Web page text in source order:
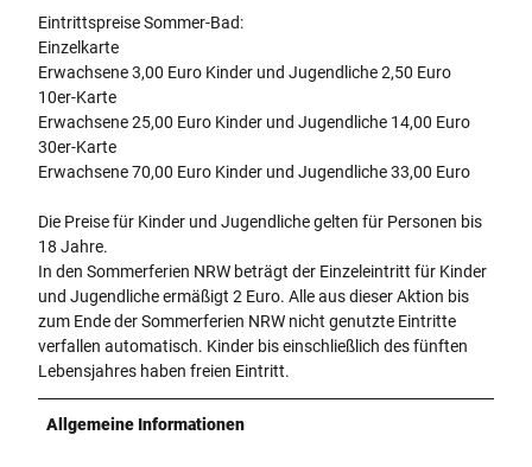
Eintrittspreise Sommer-Bad:
Einzelkarte
Erwachsene 3,00 Euro Kinder und Jugendliche 2,50 Euro
10er-Karte
Erwachsene 25,00 Euro Kinder und Jugendliche 14,00 Euro
30er-Karte
Erwachsene 70,00 Euro Kinder und Jugendliche 33,00 Euro
Die Preise für Kinder und Jugendliche gelten für Personen bis
18 Jahre.
In den Sommerferien NRW beträgt der Einzeleintritt für Kinder
und Jugendliche ermäßigt 2 Euro. Alle aus dieser Aktion bis
zum Ende der Sommerferien NRW nicht genutzte Eintritte
verfallen automatisch. Kinder bis einschließlich des fünften
Lebensjahres haben freien Eintritt.
Allgemeine Informationen